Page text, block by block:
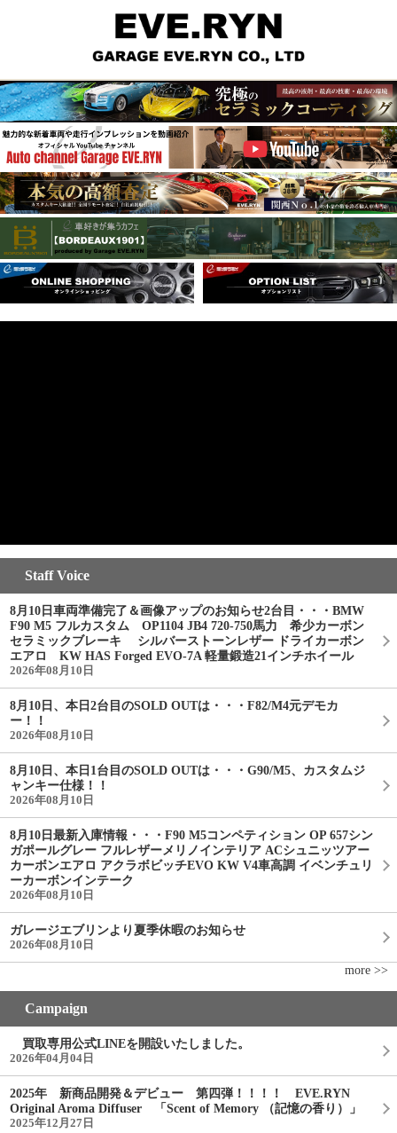
Staff Voice
8月10日車両準備完了＆画像アップのお知らせ2台目・・・BMW
F90 M5 フルカスタム OP1104 JB4 720-750馬力 希少カーボン
セラミックブレーキ シルバーストーンレザー ドライカーボン
エアロ KW HAS Forged EVO-7A 軽量鍛造21インチホイール
2026年08月10日
8月10日、本日2台目のSOLD OUTは・・・F82/M4元デモカ
ー！！
2026年08月10日
8月10日、本日1台目のSOLD OUTは・・・G90/M5、カスタムジ
ャンキー仕様！！
2026年08月10日
8月10日最新入庫情報・・・F90 M5コンペティション OP 657シン
ガポールグレー フルレザーメリノインテリア ACシュニッツアー
カーボンエアロ アクラボビッチEVO KW V4車高調 イベンチュリ
ーカーボンインテーク
2026年08月10日
ガレージエブリンより夏季休暇のお知らせ
2026年08月10日
more >>
Campaign
買取専用公式LINEを開設いたしました。
2026年04月04日
2025年 新商品開発＆デビュー 第四弾！！！！ EVE.RYN
Original Aroma Diffuser 「Scent of Memory （記憶の香り）」
2025年12月27日